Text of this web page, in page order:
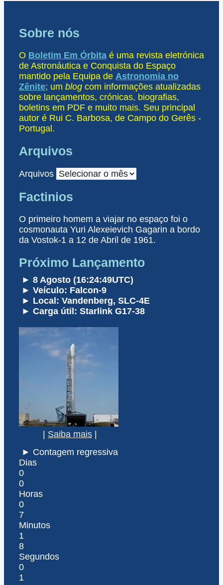
Sobre nós
O Boletim Em Órbita é uma revista eletrónica
de Astronáutica e Conquista do Espaço
mantido pela Equipa de Astronomia no
Zênite; um blog com informações atualizadas
sobre lançamentos, crónicas, biografias,
boletins em PDF e muito mais. Seu principal
autor é Rui C. Barbosa, de Campo do Gerês -
Portugal.
Arquivos
Arquivos
Factinios
O primeiro homem a viajar no espaço foi o
cosmonauta Yuri Alexeievich Gagarin a bordo
da Vostok-1 a 12 de Abril de 1961.
Próximo Lançamento
► 8 Agosto (16:24:49UTC)
► Veículo: Falcon-9
► Local: Vandenberg, SLC-4E
► Carga útil: Starlink G17-38
Saiba mais
► Contagem regressiva
Dias
0
0
Horas
0
7
Minutos
1
8
Segundos
0
1